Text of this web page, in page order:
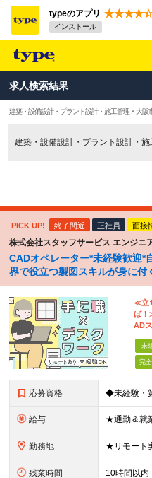
typeのアプリ
インストール
求人検索結果
建築・設備設計・プラント設計・施工管理 × 大阪
建築・設備設計・プラント設計・
PICK UP! 終了間近 正社員 面接
株式会社スタッフサービス エンジニ
CADオペレーター*未経験歓迎*
界で役立つ製図スキルが身に付
≪立
ば！
AD
未
完
応募資格
給与
勤務地
残業時間 10時間以内